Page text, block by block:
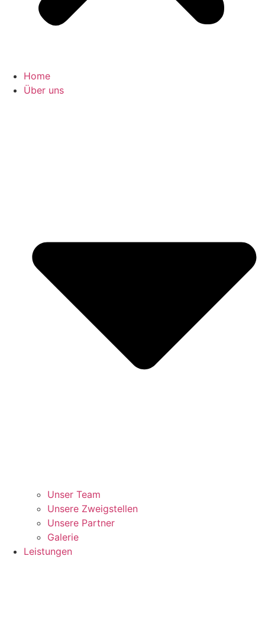
Home
Über uns
Unser Team
Unsere Zweigstellen
Unsere Partner
Galerie
Leistungen